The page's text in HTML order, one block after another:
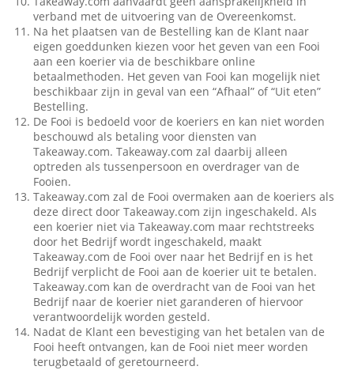
verband met de uitvoering van de Overeenkomst.
Na het plaatsen van de Bestelling kan de Klant naar
eigen goeddunken kiezen voor het geven van een Fooi
aan een koerier via de beschikbare online
betaalmethoden. Het geven van Fooi kan mogelijk niet
beschikbaar zijn in geval van een “Afhaal” of “Uit eten”
Bestelling.
De Fooi is bedoeld voor de koeriers en kan niet worden
beschouwd als betaling voor diensten van
Takeaway.com. Takeaway.com zal daarbij alleen
optreden als tussenpersoon en overdrager van de
Fooien.
Takeaway.com zal de Fooi overmaken aan de koeriers als
deze direct door Takeaway.com zijn ingeschakeld. Als
een koerier niet via Takeaway.com maar rechtstreeks
door het Bedrijf wordt ingeschakeld, maakt
Takeaway.com de Fooi over naar het Bedrijf en is het
Bedrijf verplicht de Fooi aan de koerier uit te betalen.
Takeaway.com kan de overdracht van de Fooi van het
Bedrijf naar de koerier niet garanderen of hiervoor
verantwoordelijk worden gesteld.
Nadat de Klant een bevestiging van het betalen van de
Fooi heeft ontvangen, kan de Fooi niet meer worden
terugbetaald of geretourneerd.